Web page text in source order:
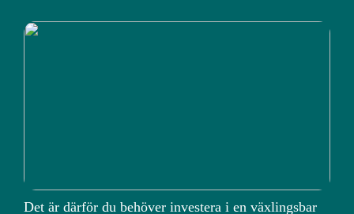
Det är därför du behöver investera i en växlingsbar